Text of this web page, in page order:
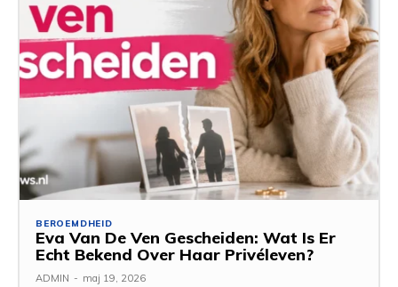
BEROEMDHEID
Eva Van De Ven Gescheiden: Wat Is Er
Echt Bekend Over Haar Privéleven?
ADMIN - maj 19, 2026